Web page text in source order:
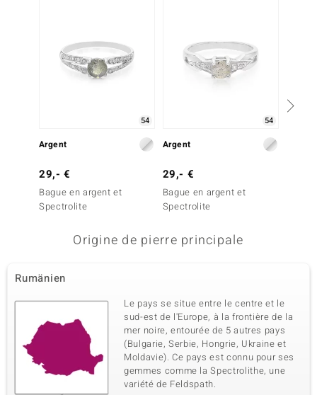
54
Argent
29,- €
Bague en argent et
Spectrolite
54
Argent
29,- €
Bague en argent et
Spectrolite
Origine de pierre principale
Rumänien
Le pays se situe entre le centre et le
sud-est de l'Europe, à la frontière de la
mer noire, entourée de 5 autres pays
(Bulgarie, Serbie, Hongrie, Ukraine et
Moldavie). Ce pays est connu pour ses
gemmes comme la Spectrolithe, une
variété de Feldspath.